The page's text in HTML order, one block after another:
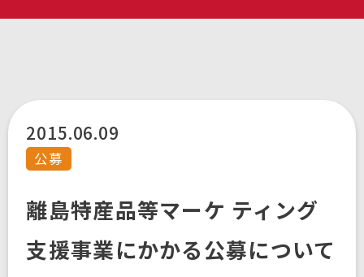
2015.06.09
公募
離島特産品等マーケ ティング
支援事業にかかる公募について